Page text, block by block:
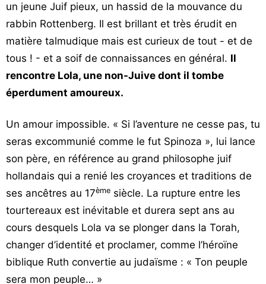
un jeune Juif pieux, un hassid de la mouvance du
rabbin Rottenberg. Il est brillant et très érudit en
matière talmudique mais est curieux de tout - et de
tous ! - et a soif de connaissances en général. Il
rencontre Lola, une non-Juive dont il tombe
éperdument amoureux.
Un amour impossible. « Si l’aventure ne cesse pas, tu
seras excommunié comme le fut Spinoza », lui lance
son père, en référence au grand philosophe juif
hollandais qui a renié les croyances et traditions de
ses ancêtres au 17ème siècle. La rupture entre les
tourtereaux est inévitable et durera sept ans au
cours desquels Lola va se plonger dans la Torah,
changer d’identité et proclamer, comme l’héroïne
biblique Ruth convertie au judaïsme : « Ton peuple
sera mon peuple… »